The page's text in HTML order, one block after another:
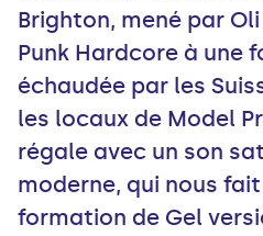
Brighton, mené par
Punk Hardcore à une
échaudée par les
les locaux de Model
régale avec un son
moderne, qui nous
formation de Gel